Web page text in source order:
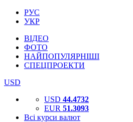
РУС
УКР
ВІДЕО
ФОТО
НАЙПОПУЛЯРНІШІ
СПЕЦПРОЕКТИ
USD
USD 44.4732
EUR 51.3093
Всі курси валют